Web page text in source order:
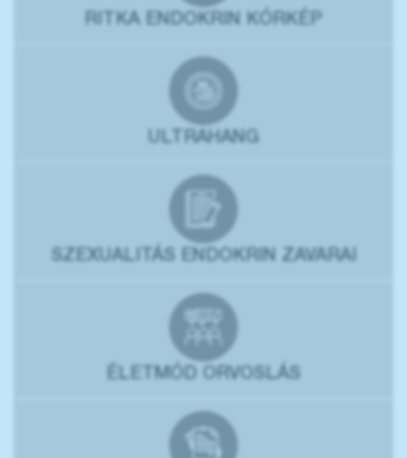
RITKA ENDOKRIN KÓRKÉP
ULTRAHANG
SZEXUALITÁS ENDOKRIN ZAVARAI
ÉLETMÓD ORVOSLÁS